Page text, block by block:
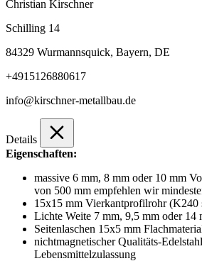
Christian Kirschner
Schilling 14
84329 Wurmannsquick, Bayern, DE
+4915126880617
info@kirschner-metallbau.de
Details
Eigenschaften:
massive 6 mm, 8 mm oder 10 mm
von 500 mm empfehlen wir
15x15 mm Vierkantprofilrohr (K240
Lichte Weite 7 mm, 9,5 mm oder 14
Seitenlaschen 15x5 mm
nichtmagnetischer Qualitäts-
Lebensmittelzulassung